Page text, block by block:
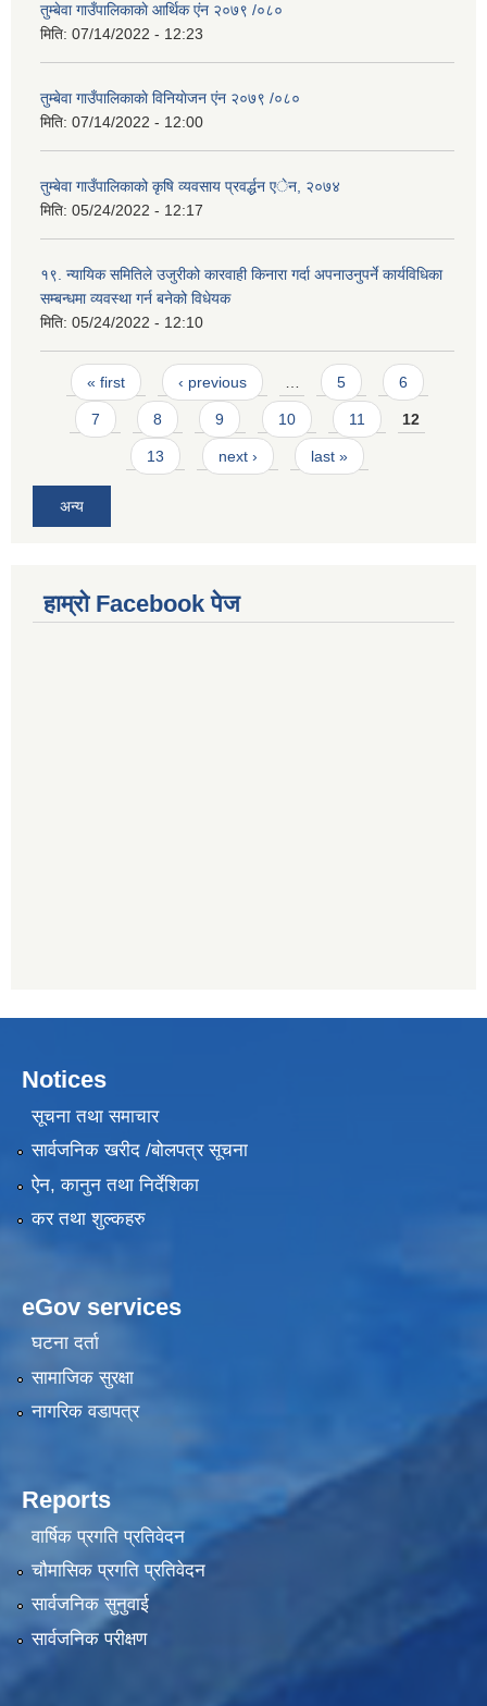
तुम्बेवा गाउँपालिकाकाे आर्थिक एंन २०७९ /०८०
मिति: 07/14/2022 - 12:23
तुम्बेवा गाउँपालिकाकाे विनियाेजन एंन २०७९ /०८०
मिति: 07/14/2022 - 12:00
तुम्बेवा गाउँपालिकाको कृषि व्यवसाय प्रवर्द्धन एेन, २०७४
मिति: 05/24/2022 - 12:17
१९. न्यायिक समितिले उजुरीको कारवाही किनारा गर्दा अपनाउनुपर्ने कार्यविधिका
सम्बन्धमा व्यवस्था गर्न बनेको विधेयक
मिति: 05/24/2022 - 12:10
Pages
« first ‹ previous 5 6
7 8 9 10 11 12
13 next › last »
अन्य
हाम्राे Facebook पेज
Notices
सूचना तथा समाचार
सार्वजनिक खरीद /बोलपत्र सूचना
ऐन, कानुन तथा निर्देशिका
कर तथा शुल्कहरु
eGov services
घटना दर्ता
सामाजिक सुरक्षा
नागरिक वडापत्र
Reports
वार्षिक प्रगति प्रतिवेदन
चौमासिक प्रगति प्रतिवेदन
सार्वजनिक सुनुवाई
सार्वजनिक परीक्षण